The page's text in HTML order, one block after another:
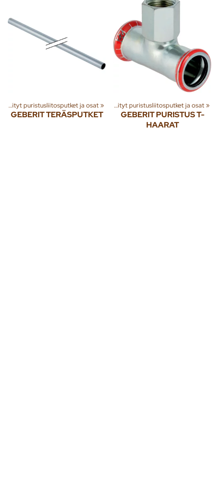
Geberit Sinkityt puristusliitosputket ja osat‪»
GEBERIT TERÄSPUTKET
‪»Putket ja liittimet‪» Geberit Sinkityt puristusliitosputket ja osat‪»
GEBERIT PURISTUS T-
HAARAT